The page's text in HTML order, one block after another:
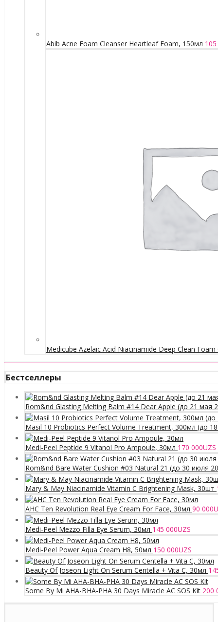
Abib Acne Foam Cleanser Heartleaf Foam, 150мл
Medicube Azelaic Acid Niacinamide Deep Clean Foam
Бестселлеры
Rom&nd Glasting Melting Balm #14 Dear Apple (до 21 мая
Masil 10 Probiotics Perfect Volume Treatment, 300мл (до
Medi-Peel Peptide 9 Vitanol Pro Ampoule, 30мл 170 000UZS
Rom&nd Bare Water Cushion #03 Natural 21 (до 30 июля
Mary & May Niacinamide Vitamin C Brightening Mask, 30шт
AHC Ten Revolution Real Eye Cream For Face, 30мл 90 000
Medi-Peel Mezzo Filla Eye Serum, 30мл 145 000UZS
Medi-Peel Power Aqua Cream H8, 50мл 150 000UZS
Beauty Of Joseon Light On Serum Centella + Vita C, 30мл
Some By Mi AHA-BHA-PHA 30 Days Miracle AC SOS Kit 200